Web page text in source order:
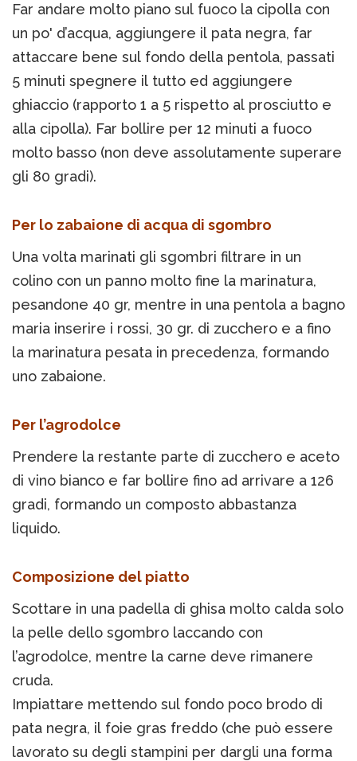
Far andare molto piano sul fuoco la cipolla con
un po' d’acqua, aggiungere il pata negra, far
attaccare bene sul fondo della pentola, passati
5 minuti spegnere il tutto ed aggiungere
ghiaccio (rapporto 1 a 5 rispetto al prosciutto e
alla cipolla). Far bollire per 12 minuti a fuoco
molto basso (non deve assolutamente superare
gli 80 gradi).
Per lo zabaione di acqua di sgombro
Una volta marinati gli sgombri filtrare in un
colino con un panno molto fine la marinatura,
pesandone 40 gr, mentre in una pentola a bagno
maria inserire i rossi, 30 gr. di zucchero e a fino
la marinatura pesata in precedenza, formando
uno zabaione.
Per l’agrodolce
Prendere la restante parte di zucchero e aceto
di vino bianco e far bollire fino ad arrivare a 126
gradi, formando un composto abbastanza
liquido.
Composizione del piatto
Scottare in una padella di ghisa molto calda solo
la pelle dello sgombro laccando con
l’agrodolce, mentre la carne deve rimanere
cruda.
Impiattare mettendo sul fondo poco brodo di
pata negra, il foie gras freddo (che può essere
lavorato su degli stampini per dargli una forma